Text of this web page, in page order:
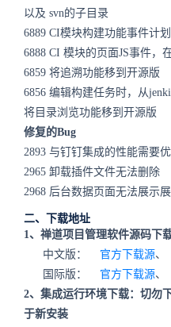
以及 svn的子目录
6889 CI模块构建功能事件计
6888 CI 模块的页面JS事件，
6859 将追溯功能移到开源版
6856 编辑构建任务时，从
将目录浏览功能移到开源版
修复的Bug
2893 与钉钉集成的性能需要
2965 卸载插件文件无法删除
2968 后台数据页面无法展示
二、下载地址
1、禅道项目管理软件源码下
中文版： 官方下载源、
国际版： 官方下载源、
2、集成运行环境下载：切勿
于新安装